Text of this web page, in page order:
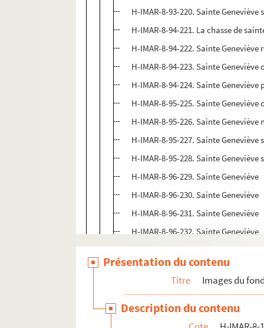
H-IMAR-8-93-220. Sainte
H-IMAR-8-94-221. La chasse de
H-IMAR-8-94-222. Sainte
H-IMAR-8-94-223. Sainte
H-IMAR-8-94-224. Sainte
H-IMAR-8-95-225. Sainte
H-IMAR-8-95-226. Sainte
H-IMAR-8-95-227. Sainte
H-IMAR-8-95-228. Sainte
H-IMAR-8-96-229. Sainte Geneviève
H-IMAR-8-96-230. Sainte Geneviève
H-IMAR-8-96-231. Sainte Geneviève
H-IMAR-8-96-232. Sainte Geneviève
H-IMAR-8-96-233. Sainte Geneviève
H-IMAR-8-96-234. Sainte Geneviève
H-IMAR-8-96-235. Sainte Geneviève
H-IMAR-8-96-236. Sainte Geneviève
H-IMAR-8-97-237. Sainte Geneviève
Présentation du contenu
Titre Images du
Description du contenu